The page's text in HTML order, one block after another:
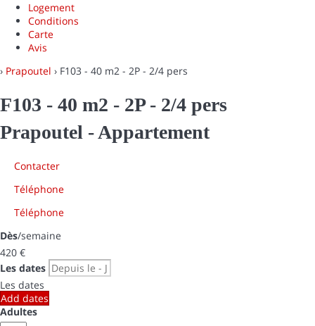
Logement
Conditions
Carte
Avis
› Prapoutel › F103 - 40 m2 - 2P - 2/4 pers
F103 - 40 m2 - 2P - 2/4 pers
Prapoutel -Appartement
Contacter
Téléphone
Téléphone
Dès/semaine
420 €
Les dates
Les dates
Add dates
Adultes